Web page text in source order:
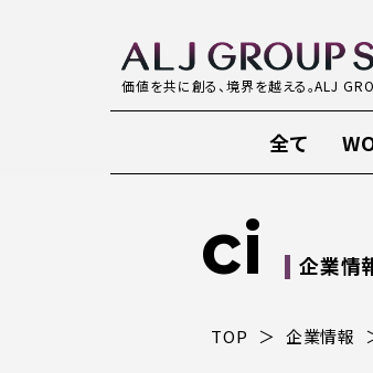
価値を共に創る、境界を越える。ALJ
全て
ci 企業情
TOP 企業情報